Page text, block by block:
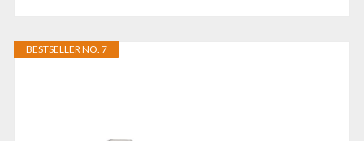
BESTSELLER NO. 7